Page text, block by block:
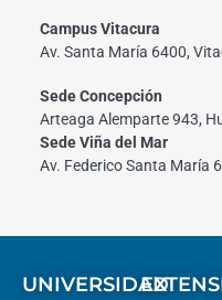
Campus Vitacura
Av. Santa María 6400,
Sede Concepción
Arteaga Alemparte 943,
Sede Viña del Mar
Av. Federico Santa María
UNIVERSIDAD